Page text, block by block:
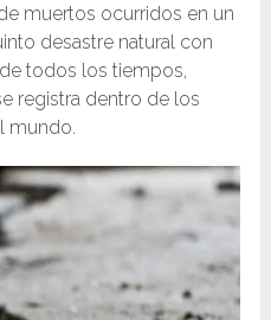
muertos ocurridos en un
desastre natural con
todos los tiempos,
registra dentro de los
mundo.